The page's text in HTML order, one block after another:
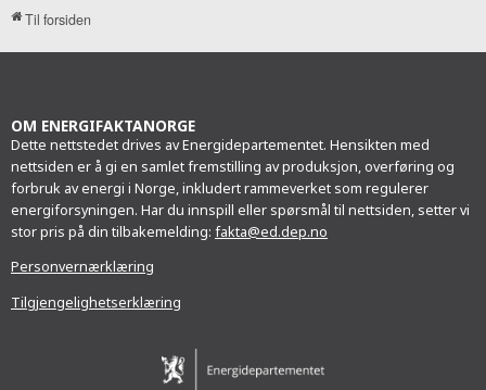
Til forsiden
OM ENERGIFAKTANORGE
Dette nettstedet drives av Energidepartementet. Hensikten med
nettsiden er å gi en samlet fremstilling av produksjon, overføring og
forbruk av energi i Norge, inkludert rammeverket som regulerer
energiforsyningen. Har du innspill eller spørsmål til nettsiden, setter vi
stor pris på din tilbakemelding: fakta@ed.dep.no
Personvernærklæring
Tilgjengelighetserklæring